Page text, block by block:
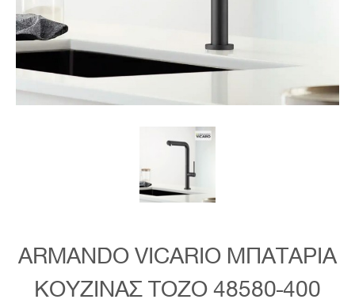
ARMANDO VICARIO ΜΠΑΤΑΡΙΑ
ΚΟΥΖΙΝΑΣ TOZO 48580-400